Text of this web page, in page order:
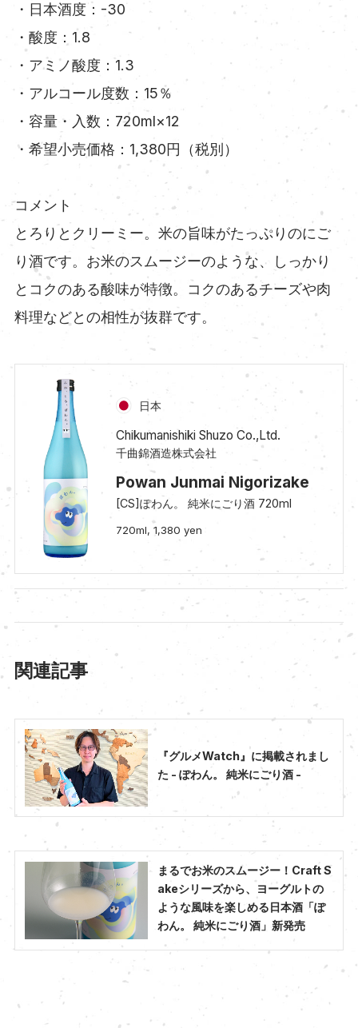
・日本酒度：-30
・酸度：1.8
・アミノ酸度：1.3
・アルコール度数：15％
・容量・入数：720ml×12
・希望小売価格：1,380円（税別）
コメント
とろりとクリーミー。米の旨味がたっぷりのにご
り酒です。お米のスムージーのような、しっかり
とコクのある酸味が特徴。コクのあるチーズや肉
料理などとの相性が抜群です。
日本
Chikumanishiki Shuzo Co.,Ltd.
千曲錦酒造株式会社
Powan Junmai Nigorizake
[CS]ぽわん。 純米にごり酒 720ml
720ml, 1,380 yen
関連記事
『グルメWatch』に掲載されまし
た - ぽわん。 純米にごり酒 -
まるでお米のスムージー！Craft S
akeシリーズから、ヨーグルトの
ような風味を楽しめる日本酒「ぽ
わん。 純米にごり酒」新発売